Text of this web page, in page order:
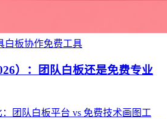
白板协作免费工具
）：团队白板还是免费专业
：团队白板平台 vs 免费技术画图工